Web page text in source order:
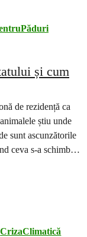
și cum
de rezidență ca
știu unde
sunt ascunzătorile
ceva s-a schimbat
cu habitatul lor,
CrizaClimatică